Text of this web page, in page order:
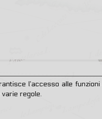
l’accesso alle
regole.